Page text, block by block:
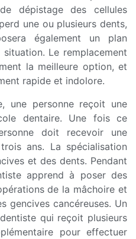
dépistage des cellules
une ou plusieurs dents,
également un plan
Le remplacement
la meilleure option, et
rapide et indolore.
une personne reçoit une
dentaire. Une fois ce
doit recevoir une
ans. La spécialisation
et des dents. Pendant
apprend à poser des
de la mâchoire et
gencives cancéreuses. Un
qui reçoit plusieurs
pour effectuer